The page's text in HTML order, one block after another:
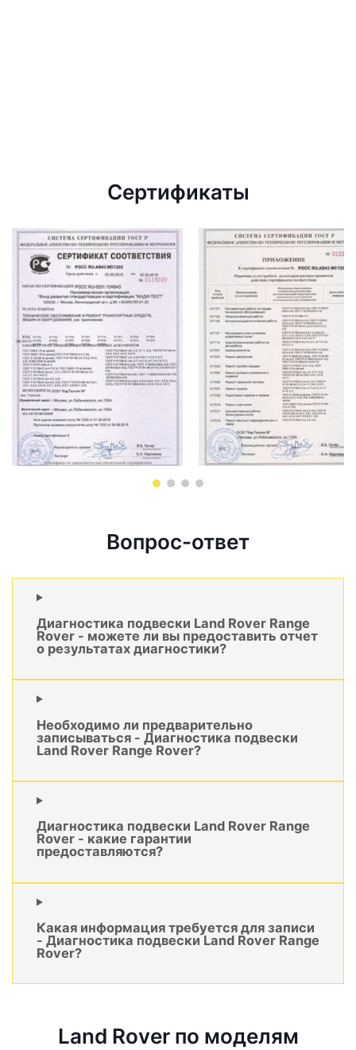
Сертификаты
Вопрос-ответ
Диагностика подвески Land Rover Range
Rover - можете ли вы предоставить отчет
о результатах диагностики?
Необходимо ли предварительно
записываться - Диагностика подвески
Land Rover Range Rover?
Диагностика подвески Land Rover Range
Rover - какие гарантии
предоставляются?
Какая информация требуется для записи
- Диагностика подвески Land Rover Range
Rover?
Land Rover по моделям